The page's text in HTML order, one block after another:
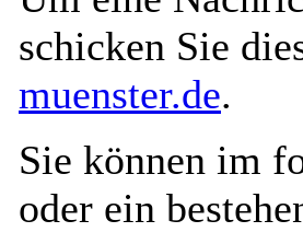
schicken Sie
muenster.de.
Sie können im
oder ein